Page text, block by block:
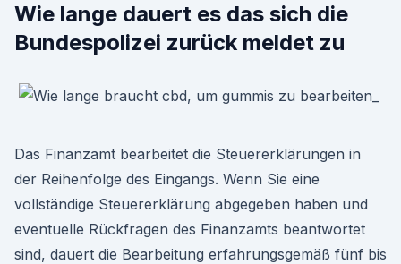
Wie lange dauert es das sich die
Bundespolizei zurück meldet zu
Das Finanzamt bearbeitet die Steuererklärungen in
der Reihenfolge des Eingangs. Wenn Sie eine
vollständige Steuererklärung abgegeben haben und
eventuelle Rückfragen des Finanzamts beantwortet
sind, dauert die Bearbeitung erfahrungsgemäß fünf bis